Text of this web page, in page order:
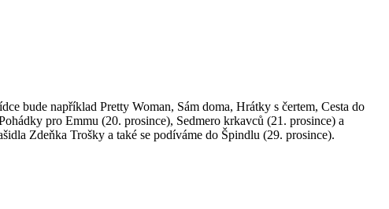
bude například Pretty Woman, Sám doma, Hrátky s čertem, Cesta do
pro Emmu (20. prosince), Sedmero krkavců (21. prosince) a
Zdeňka Trošky a také se podíváme do Špindlu (29. prosince).